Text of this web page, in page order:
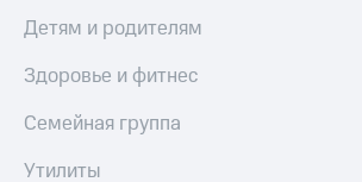
Детям и родителям
Здоровье и фитнес
Семейная группа
Утилиты